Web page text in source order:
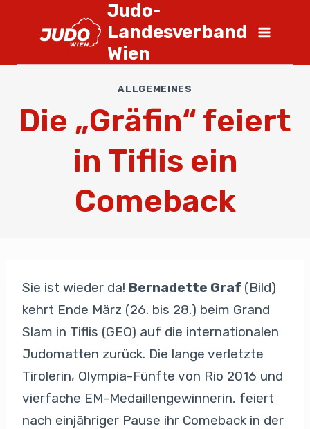
Judo-
Landesverband
Wien
ALLGEMEINES
Die „Gräfin“ feiert
in Tiflis ein
Comeback
Sie ist wieder da! Bernadette Graf (Bild)
kehrt Ende März (26. bis 28.) beim Grand
Slam in Tiflis (GEO) auf die internationalen
Judomatten zurück. Die lange verletzte
Tirolerin, Olympia-Fünfte von Rio 2016 und
vierfache EM-Medaillengewinnerin, feiert
nach einjähriger Pause ihr Comeback in der